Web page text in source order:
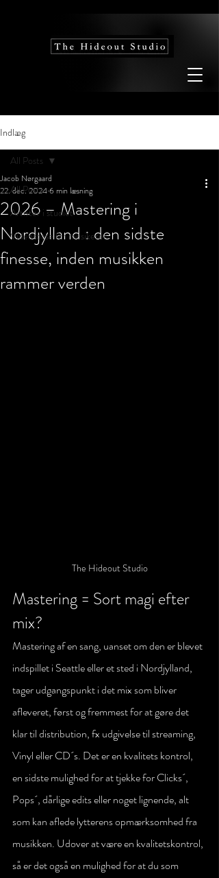
Indlæg
All Posts
Artister i studiet
Vidensbase for musikerer
All Posts
2026 – Mastering i
Nordjylland : den sidste
finesse, inden musikken
rammer verden
Jacob Nørgaard
22. dec. 20246 min læsning
The Hideout Studio
Mastering = Sort magi efter
mix?
Mastering af en sang, uanset om den er blevet
indspillet i Seattle eller et sted i Nordjylland,
tager udgangspunkt i det mix som bliver
afleveret, først og fremmest for at gøre det
klar til distribution, fx udgivelse til streaming,
Vinyl eller CD´s. Det er en kvalitets kontrol,
en sidste mulighed for at tjekke for Clicks´,
Pops´, dårlige edits eller noget lignende, alt
som kan aflede lytterens opmærksomhed fra
musikken. Udover at være en kvalitetskontrol,
så er det også en mulighed for at du som